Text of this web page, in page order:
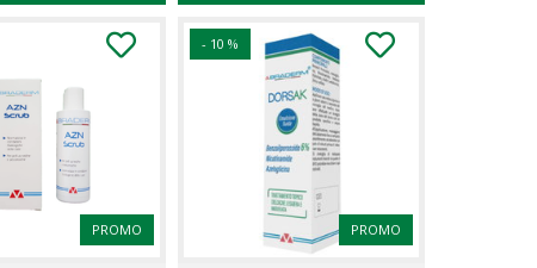
PROMO
- 10 %
PROMO